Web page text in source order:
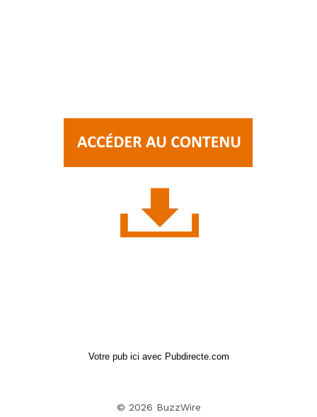
Votre pub ici avec Pubdirecte.com
© 2026 BuzzWire